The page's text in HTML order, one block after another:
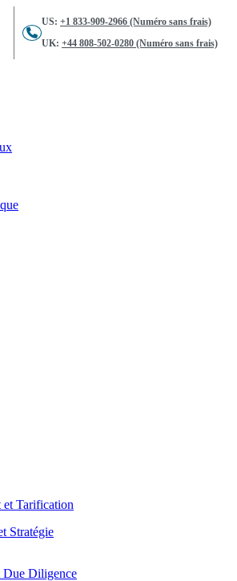
US: +1 833-909-2966 (Numéro sans frais)
UK: +44 808-502-0280 (Numéro sans frais)
et Tarification
Stratégie
Due Diligence